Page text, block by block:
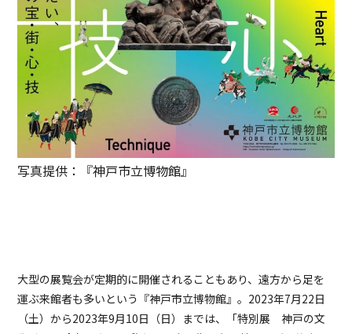
写真提供：『神戸市立博物館』
大型の展覧会が定期的に開催されることもあり、遠方から足を
運ぶ来館者も多いという『神戸市立博物館』。2023年7月22日
（土）から2023年9月10日（日）までは、「特別展 神戸の文